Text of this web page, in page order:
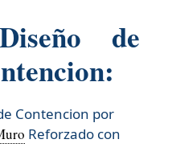
de
Contencion por
Reforzado con